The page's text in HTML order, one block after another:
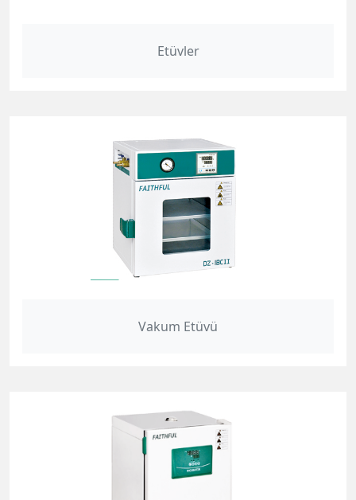
Etüvler
Vakum Etüvü